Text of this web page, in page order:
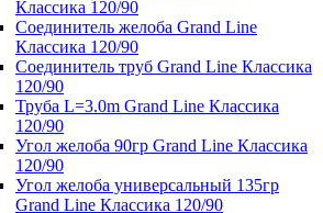
Классика 120/90
Соединитель желоба Grand Line
Классика 120/90
Соединитель труб Grand Line Классика
120/90
Труба L=3.0m Grand Line Классика
120/90
Угол желоба 90гр Grand Line Классика
120/90
Угол желоба универсальный 135гр
Grand Line Классика 120/90